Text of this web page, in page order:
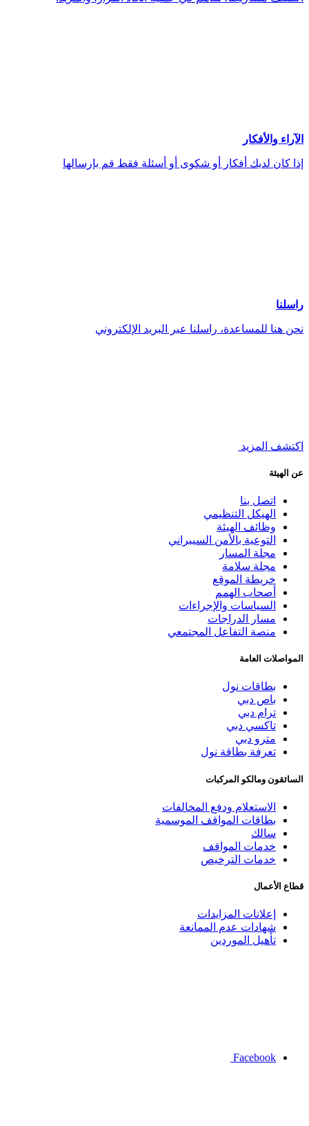
الآراء والأفكار
إذا كان لديك أفكار أو شكوى أو أسئلة فقط قم بإرسالها
راسلنا
نحن هنا للمساعدة، راسلنا عبر البريد الإلكتروني
اكتشف المزيد
عن الهيئة
اتصل بنا
الهيكل التنظيمي
وظائف الهيئة
التوعية بالأمن السيبراني
مجلة المسار
مجلة سلامة
خريطة الموقع
أصحاب الهمم
السياسات والإجراءات
مسار الدراجات
منصة التفاعل المجتمعي
المواصلات العامة
بطاقات نول
باص دبي
ترام دبي
تاكسي دبي
مترو دبي
تعرفة بطاقة نول
السائقون ومالكو المركبات
الاستعلام ودفع المخالفات
بطاقات المواقف الموسمية
سالك
خدمات المواقف
خدمات الترخيص
قطاع الأعمال
إعلانات المزايدات
شهادات عدم الممانعة
تأهيل الموردين
Facebook